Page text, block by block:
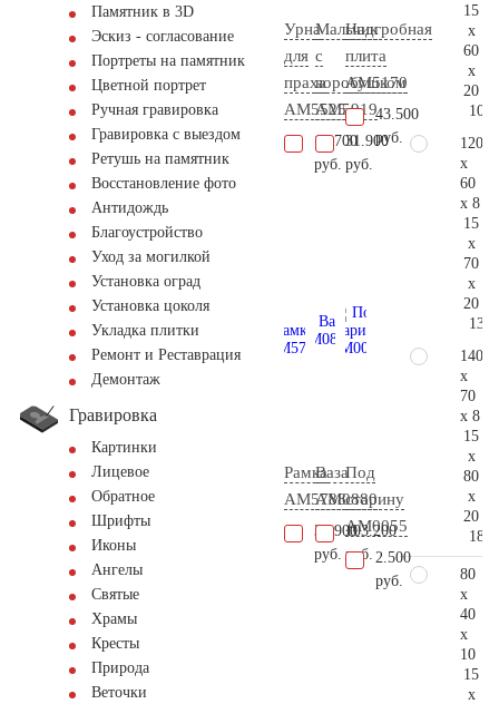
Памятник в 3D
Эскиз - согласование
Портреты на памятник
Цветной портрет
Ручная гравировка
Гравировка с выездом
Ретушь на памятник
Восстановление фото
Антидождь
Благоустройство
Уход за могилкой
Установка оград
Установка цоколя
Укладка плитки
Ремонт и Реставрация
Демонтаж
Гравировка
Картинки
Лицевое
Обратное
Шрифты
Иконы
Ангелы
Святые
Храмы
Кресты
Природа
Веточки
Урна
для
праха
AM5525
15.700
руб.
Мальчик
с
воробушком
AM5919
31.900
руб.
Надгробная
плита
AM5170
43.500
руб.
Рамка
AM5788
33.900
руб.
Ваза
AM0880
103.200
руб.
Под
старину
AM0055
2.500
руб.
15
x
60
x
20
120
x
60
x 8
15
x
70
x
20
140
x
70
x 8
15
x
80
x
20
80
x
40
x
10
15
x